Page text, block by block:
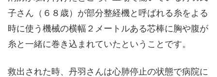
子さん（６８歳）が部分整経機と呼ばれる糸をよる
時に使う機械の横幅２メートルある芯棒に胸や腹が
糸と一緒に巻き込まれていたということです。
救出された時、丹羽さんは心肺停止の状態で病院に